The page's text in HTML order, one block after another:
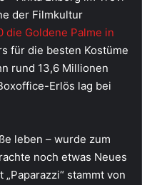
der Filmkultur
die Goldene Palme in
für die besten Kostüme
rund 13,6 Millionen
Erlös lag bei
leben – wurde zum
noch etwas Neues
stammt von